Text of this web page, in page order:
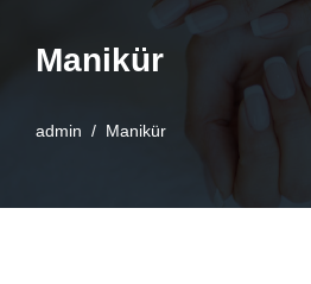
Manikür
admin Manikür